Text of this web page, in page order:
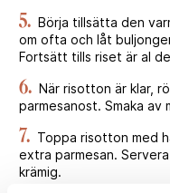
5. Börja tillsätta den
om ofta och låt
Fortsätt tills riset är al
6. När risotton är klar,
parmesanost. Smaka av
7. Toppa risotton med
extra parmesan.
krämig.